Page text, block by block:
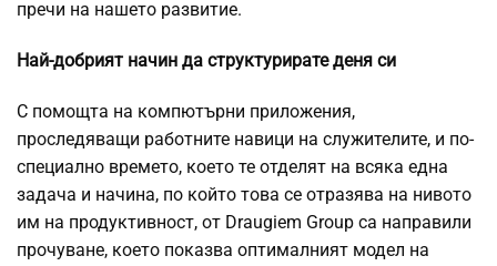
пречи на нашето развитие.
Най-добрият начин да структурирате деня си
С помощта на компютърни приложения,
проследяващи работните навици на служителите, и по-
специално времето, което те отделят на всяка една
задача и начина, по който това се отразява на нивото
им на продуктивност, от Draugiem Group са направили
прочуване, което показва оптималният модел на